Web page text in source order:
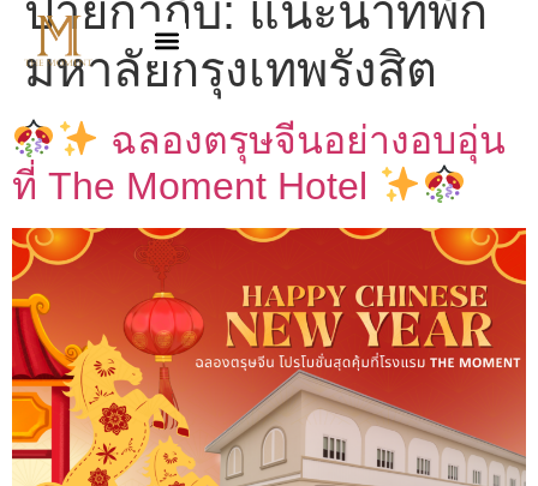
ป้ายกำกับ: แนะนำที่พัก
มหาลัยกรุงเทพรังสิต
ฉลองตรุษจีนอย่างอบอุ่น
ที่ The Moment Hotel